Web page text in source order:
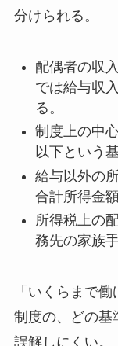
分けられる。
配偶者の収
では給与収
る。
制度上の中
以下という
給与以外の
合計所得金
所得税上の
務先の家族
「いくらまで
制度の、どの基
誤解しにくい。